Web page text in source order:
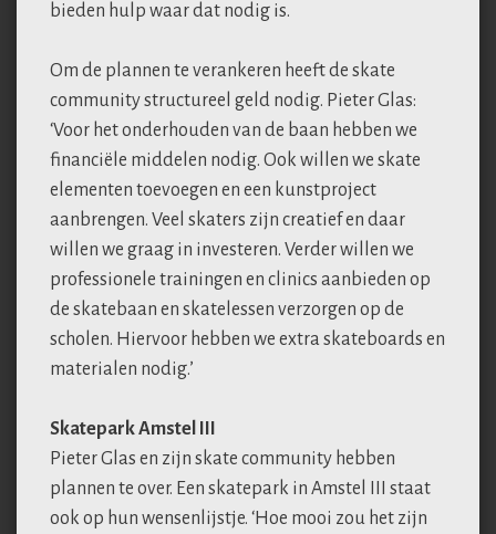
bieden hulp waar dat nodig is.
Om de plannen te verankeren heeft de skate
community structureel geld nodig. Pieter Glas:
‘Voor het onderhouden van de baan hebben we
financiële middelen nodig. Ook willen we skate
elementen toevoegen en een kunstproject
aanbrengen. Veel skaters zijn creatief en daar
willen we graag in investeren. Verder willen we
professionele trainingen en clinics aanbieden op
de skatebaan en skatelessen verzorgen op de
scholen. Hiervoor hebben we extra skateboards en
materialen nodig.’
Skatepark Amstel III
Pieter Glas en zijn skate community hebben
plannen te over. Een skatepark in Amstel III staat
ook op hun wensenlijstje. ‘Hoe mooi zou het zijn